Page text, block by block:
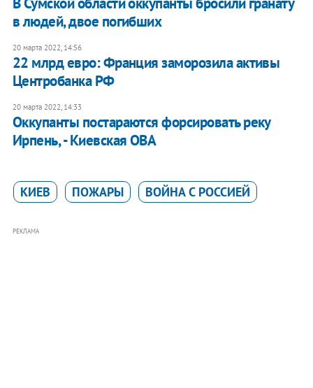
в людей, двое погибших
20 марта 2022, 14:56
22 млрд евро: Франция заморозила активы
Центробанка РФ
20 марта 2022, 14:33
Оккупанты постараются форсировать реку
Ирпень, - Киевская ОВА
КИЕВ ПОЖАРЫ ВОЙНА С РОССИЕЙ
РЕКЛАМА